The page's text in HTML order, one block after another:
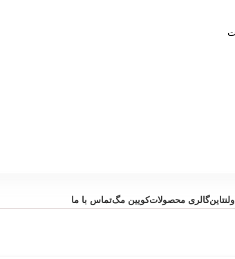
ولنتاینگالری محصولاتکویین مگتماس با ما